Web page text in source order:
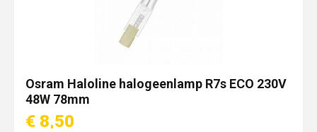
Osram Haloline halogeenlamp R7s ECO 230V
48W 78mm
€ 8,50